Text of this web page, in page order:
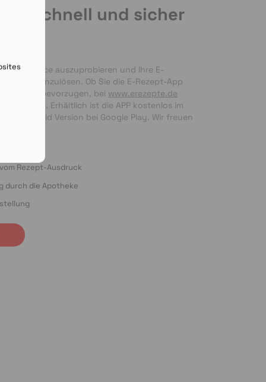
schnell und sicher
Service auszuprobieren und Ihre E-
bequem einzulösen. Ob Sie die E-Rezept-App
per Foto bevorzugen, bei www.erezepte.de
Händen. Erhältlich ist die APP kostenlos im
als Android Version bei Google Play. Wir freuen
Rezept-Ausdruck
durch die Apotheke